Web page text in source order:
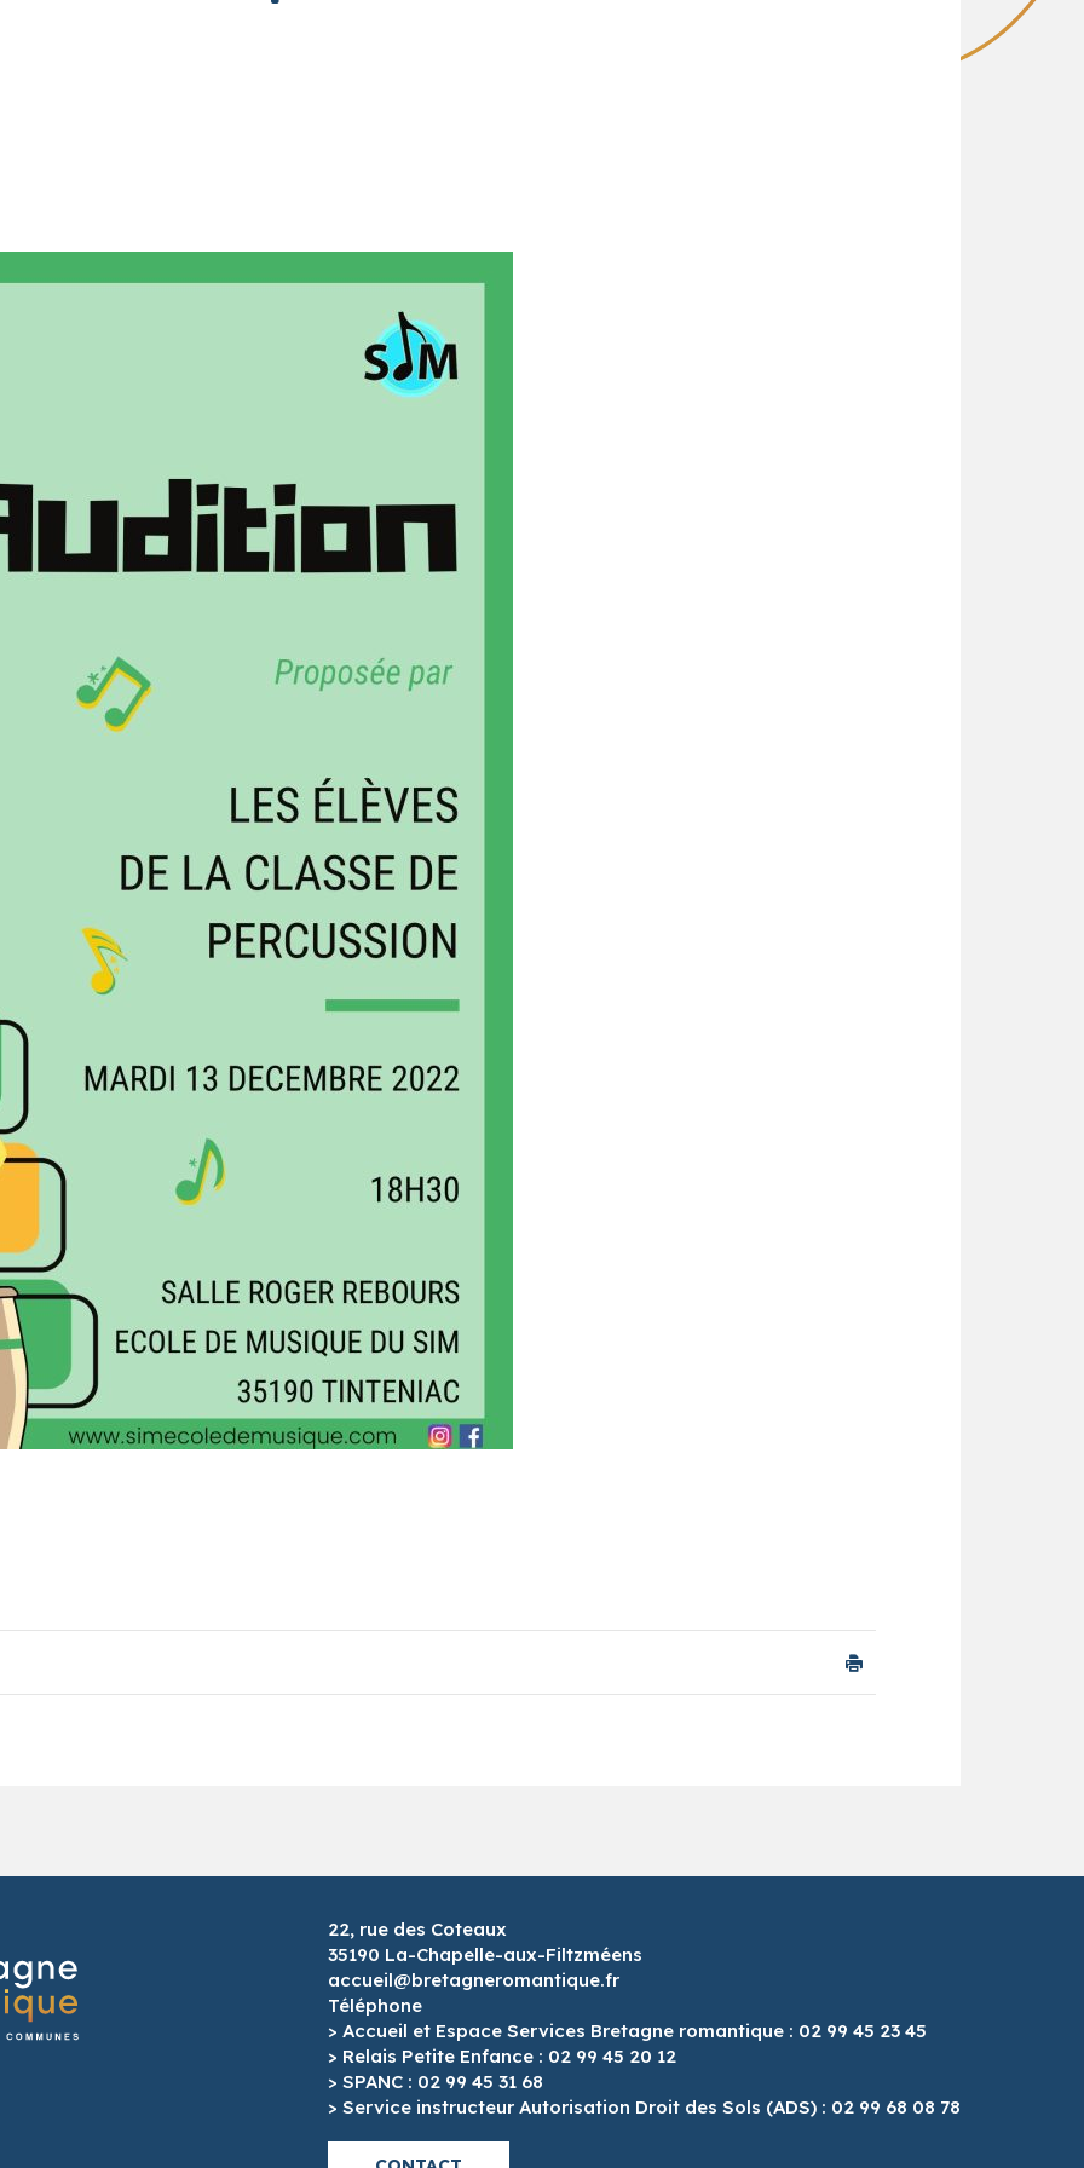
22, rue des Coteaux
35190 La-Chapelle-aux-Filtzméens
accueil@bretagneromantique.fr
Téléphone
> Accueil et Espace Services Bretagne romantique : 02 99 45 23 45
> Relais Petite Enfance : 02 99 45 20 12
> SPANC : 02 99 45 31 68
> Service instructeur Autorisation Droit des Sols (ADS) : 02 99 68 08 78